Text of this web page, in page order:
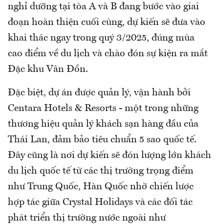
nghỉ dưỡng tại tòa A và B đang bước vào giai
đoạn hoàn thiện cuối cùng, dự kiến sẽ đưa vào
khai thác ngay trong quý 3/2025, đúng mùa
cao điểm về du lịch và chào đón sự kiện ra mắt
Đặc khu Vân Đồn.
Đặc biệt, dự án được quản lý, vận hành bởi
Centara Hotels & Resorts - một trong những
thương hiệu quản lý khách sạn hàng đầu của
Thái Lan, đảm bảo tiêu chuẩn 5 sao quốc tế.
Đây cũng là nơi dự kiến sẽ đón lượng lớn khách
du lịch quốc tế từ các thị trường trọng điểm
như Trung Quốc, Hàn Quốc nhờ chiến lược
hợp tác giữa Crystal Holidays và các đối tác
phát triển thị trường nước ngoài như